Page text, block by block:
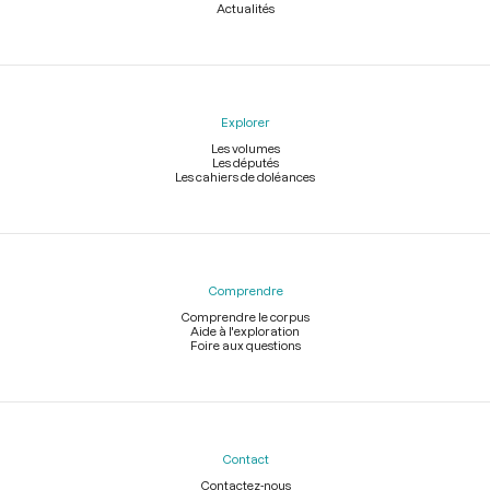
Actualités
Explorer
Les volumes
Les députés
Les cahiers de doléances
Comprendre
Comprendre le corpus
Aide à l'exploration
Foire aux questions
Contact
Contactez-nous